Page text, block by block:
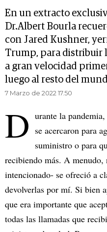
En un extracto
Dr.Albert Bourla
con Jared Kushner,
Trump, para distribuir
a gran velocidad
luego al resto del
7 Marzo de 2022 17.50
D urante la
se acercaron para
suministro o para
recibiendo más. A
intencionado- se ofreció a
devolverlas por mí. Si bien
que era importante que
todas las llamadas que